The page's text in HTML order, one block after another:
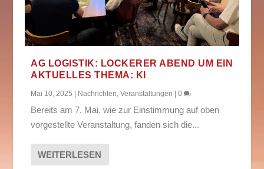
AG LOGISTIK: LOCKERER ABEND UM EIN
AKTUELLES THEMA: KI
Mai 10, 2025 Nachrichten,Veranstaltungen |0
Bereits am 7. Mai, wie zur Einstimmung auf oben
vorgestellte Veranstaltung, fanden sich die...
WEITERLESEN